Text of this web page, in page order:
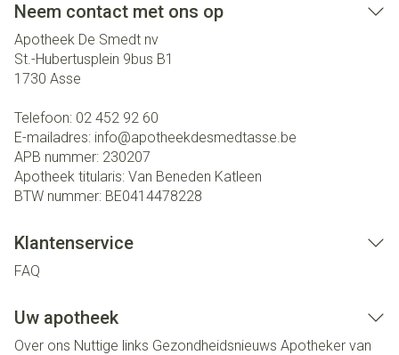
Neem contact met ons op
Apotheek De Smedt nv
St.-Hubertusplein 9bus B1
1730 Asse
Telefoon: 02 452 92 60
E-mailadres: info@apotheekdesmedtasse.be
APB nummer: 230207
Apotheek titularis: Van Beneden Katleen
BTW nummer: BE0414478228
Klantenservice
FAQ
Uw apotheek
Over ons Nuttige links Gezondheidsnieuws Apotheker van